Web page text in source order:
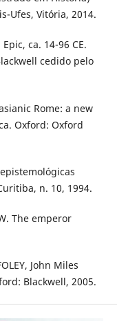
Ufes, Vitória, 2014.
ca. 14-96 CE.
cedido pelo
Rome: a new
Oxford: Oxford
n. 10, 1994.
The emperor
John Miles
Blackwell, 2005.